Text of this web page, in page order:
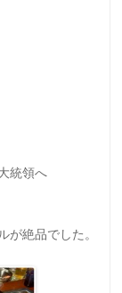
統領へ
が絶品でした。